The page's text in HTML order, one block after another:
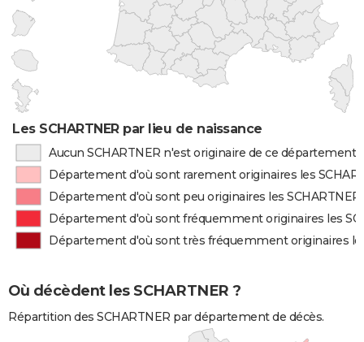
Les SCHARTNER par lieu de naissance
Aucun SCHARTNER n'est originaire de ce département
Département d'où sont rarement originaires les
Département d'où sont peu originaires les SCHARTNER
Département d'où sont fréquemment originaires les
Département d'où sont très fréquemment originaires
Où décèdent les SCHARTNER ?
Répartition des SCHARTNER par département de décès.